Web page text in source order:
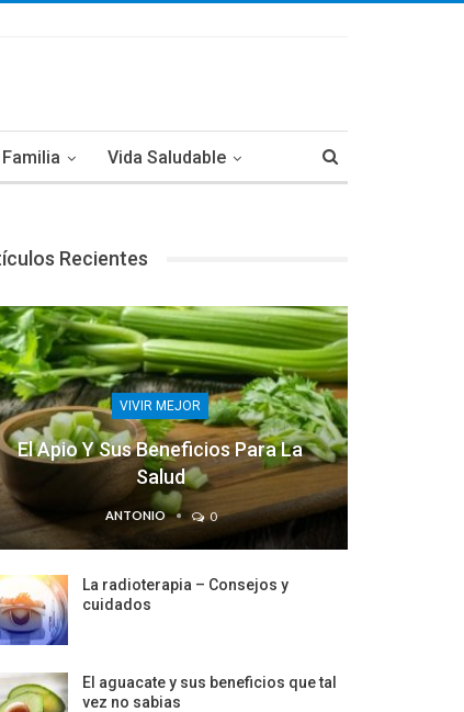
Vida Saludable
Recientes
VIVIR MEJOR
El Apio Y Sus Beneficios Para La
Salud
ANTONIO 0
La radioterapia – Consejos y
cuidados
El aguacate y sus beneficios que tal
vez no sabias